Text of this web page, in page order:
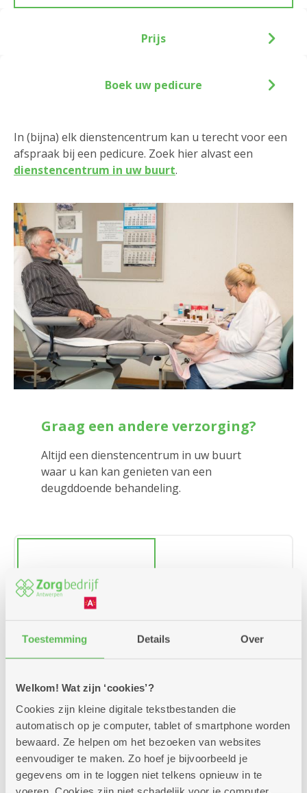
Toestemming Details Over
Welkom! Wat zijn ‘cookies’?
Cookies zijn kleine digitale tekstbestanden die
automatisch op je computer, tablet of smartphone worden
bewaard. Ze helpen om het bezoeken van websites
eenvoudiger te maken. Zo hoef je bijvoorbeeld je
gegevens om in te loggen niet telkens opnieuw in te
In (bijna) elk dienstencentrum kan u terecht voor een
afspraak bij een pedicure. Zoek hier alvast een
dienstencentrum in uw buurt.
Graag een andere verzorging?
Altijd een dienstencentrum in uw buurt
waar u kan kan genieten van een
deugddoende behandeling.
Manicure
Kapsalon
Prijs
Boek uw pedicure